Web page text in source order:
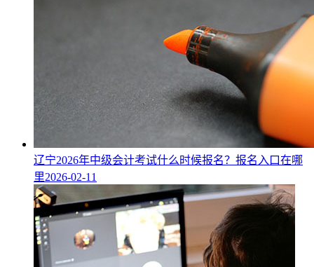
辽宁2026年中级会计考试什么时候报名？报名入口在哪
里2026-02-11